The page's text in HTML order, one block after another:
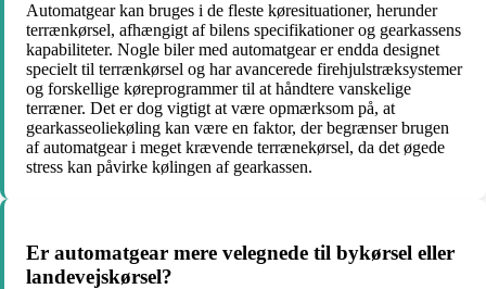
Automatgear kan bruges i de fleste køresituationer, herunder
terrænkørsel, afhængigt af bilens specifikationer og gearkassens
kapabiliteter. Nogle biler med automatgear er endda designet
specielt til terrænkørsel og har avancerede firehjulstræksystemer
og forskellige køreprogrammer til at håndtere vanskelige
terræner. Det er dog vigtigt at være opmærksom på, at
gearkasseoliekøling kan være en faktor, der begrænser brugen
af automatgear i meget krævende terrænekørsel, da det øgede
stress kan påvirke kølingen af gearkassen.
Er automatgear mere velegnede til bykørsel eller
landevejskørsel?